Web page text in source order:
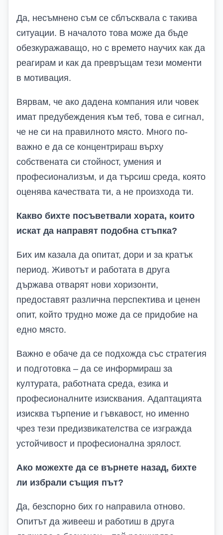
Да, несъмнено съм се сблъсквала с такива
ситуации. В началото това може да бъде
обезкуражаващо, но с времето научих как да
реагирам и как да превръщам тези моменти
в мотивация.
Вярвам, че ако дадена компания или човек
имат предубеждения към теб, това е сигнал,
че не си на правилното място. Много по-
важно е да се концентрираш върху
собствената си стойност, умения и
професионализъм, и да търсиш среда, която
оценява качествата ти, а не произхода ти.
Какво бихте посъветвали хората, които
искат да направят подобна стъпка?
Бих им казала да опитат, дори и за кратък
период. Животът и работата в друга
държава отварят нови хоризонти,
предоставят различна перспектива и ценен
опит, който трудно може да се придобие на
едно място.
Важно е обаче да се подхожда със стратегия
и подготовка – да се информираш за
културата, работната среда, езика и
професионалните изисквания. Адаптацията
изисква търпение и гъвкавост, но именно
чрез тези предизвикателства се изгражда
устойчивост и професионална зрялост.
Ако можехте да се върнете назад, бихте
ли избрали същия път?
Да, безспорно бих го направила отново.
Опитът да живееш и работиш в друга